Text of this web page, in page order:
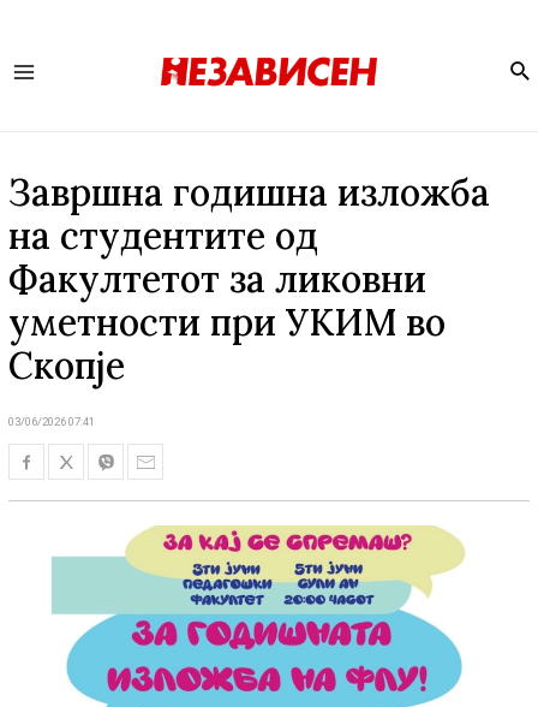
Завршна годишна изложба
на студентите од
Факултетот за ликовни
уметности при УКИМ во
Скопје
03/06/2026 07:41